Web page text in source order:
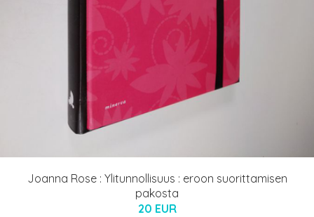
Joanna Rose : Ylitunnollisuus : eroon suorittamisen
pakosta
20 EUR